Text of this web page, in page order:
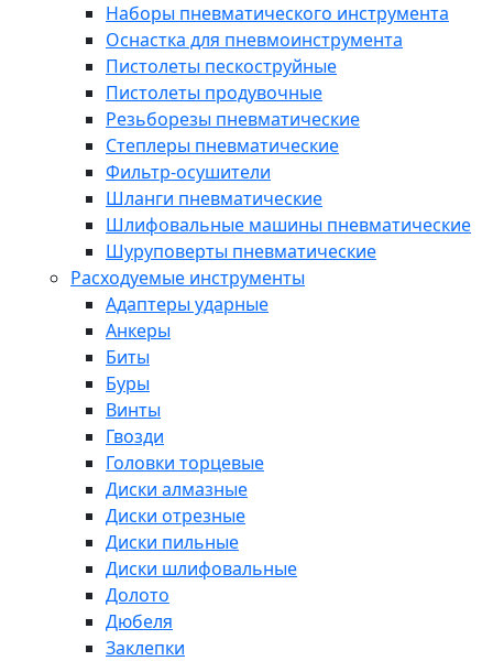
Наборы пневматического инструмента
Оснастка для пневмоинструмента
Пистолеты пескоструйные
Пистолеты продувочные
Резьборезы пневматические
Степлеры пневматические
Фильтр-осушители
Шланги пневматические
Шлифовальные машины пневматические
Шуруповерты пневматические
Расходуемые инструменты
Адаптеры ударные
Анкеры
Биты
Буры
Винты
Гвозди
Головки торцевые
Диски алмазные
Диски отрезные
Диски пильные
Диски шлифовальные
Долото
Дюбеля
Заклепки